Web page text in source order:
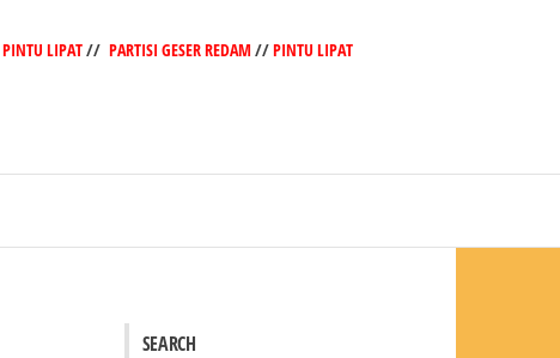
PINTU LIPAT// PARTISI GESER REDAM//PINTU LIPAT
SEARCH